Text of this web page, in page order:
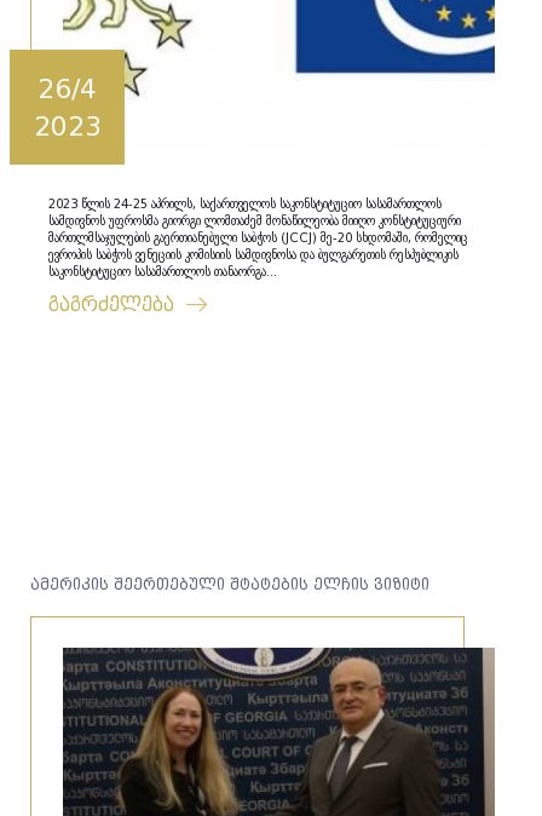
26/4
2023
2023 წლის 24-25 აპრილს, საქართველოს საკონსტიტუციო სასამართლოს
სამდივნოს უფროსმა გიორგი ლომთაძემ მონაწილეობა მიიღო კონსტიტუციური
მართლმსაჯულების გაერთიანებული საბჭოს (JCCJ) მე-20 სხდომაში, რომელიც
ევროპის საბჭოს ვენეციის კომისიის სამდივნოსა და ბულგარეთის რესპუბლიკის
საკონსტიტუციო სასამართლოს თანაორგა...
გაგრძელება
ამერიკის შეერთებული შტატების ელჩის ვიზიტი